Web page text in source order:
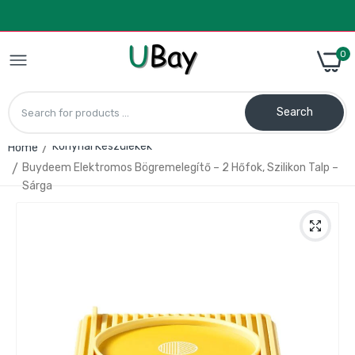
0
Search
1.490 Ft
Home
Konyhai Készülékek
Buydeem Elektromos Bögremelegítő – 2 Hőfok, Szilikon Talp –
Sárga